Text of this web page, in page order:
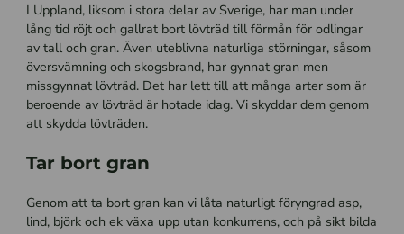
I Uppland, liksom i stora delar av Sverige, har man under
lång tid röjt och gallrat bort lövträd till förmån för odlingar
av tall och gran. Även uteblivna naturliga störningar, såsom
översvämning och skogsbrand, har gynnat gran men
missgynnat lövträd. Det har lett till att många arter som är
beroende av lövträd är hotade idag. Vi skyddar dem genom
att skydda lövträden.
Tar bort gran
Genom att ta bort gran kan vi låta naturligt föryngrad asp,
lind, björk och ek växa upp utan konkurrens, och på sikt bilda